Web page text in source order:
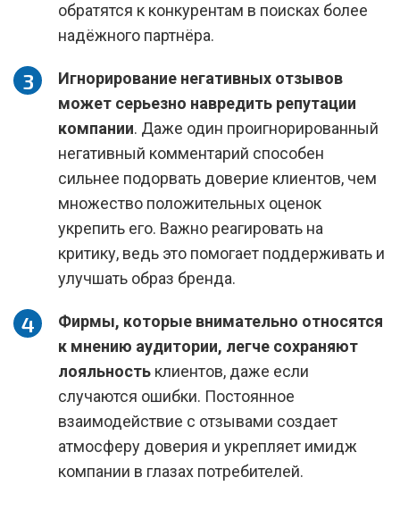
обратятся к конкурентам в поисках более
надёжного партнёра.
Игнорирование негативных отзывов
может серьезно навредить репутации
компании. Даже один проигнорированный
негативный комментарий способен
сильнее подорвать доверие клиентов, чем
множество положительных оценок
укрепить его. Важно реагировать на
критику, ведь это помогает поддерживать и
улучшать образ бренда.
Фирмы, которые внимательно относятся
к мнению аудитории, легче сохраняют
лояльность клиентов, даже если
случаются ошибки. Постоянное
взаимодействие с отзывами создает
атмосферу доверия и укрепляет имидж
компании в глазах потребителей.